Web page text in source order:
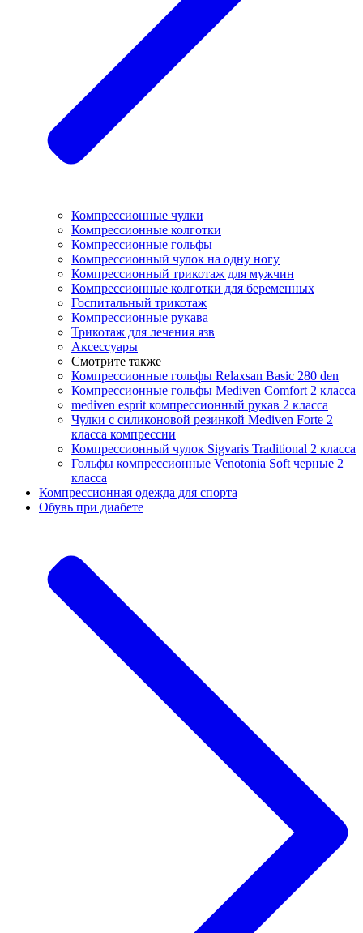
Компрессионные чулки
Компрессионные колготки
Компрессионные гольфы
Компрессионный чулок на одну ногу
Компрессионный трикотаж для мужчин
Компрессионные колготки для беременных
Госпитальный трикотаж
Компрессионные рукава
Трикотаж для лечения язв
Аксессуары
Смотрите также
Компрессионные гольфы Relaxsan Basic 280 den
Компрессионные гольфы Mediven Comfort 2 класса
mediven esprit компрессионный рукав 2 класса
Чулки с силиконовой резинкой Mediven Forte 2
класса компрессии
Компрессионный чулок Sigvaris Traditional 2 класса
Гольфы компрессионные Venotonia Soft черные 2
класса
Компрессионная одежда для спорта
Обувь при диабете